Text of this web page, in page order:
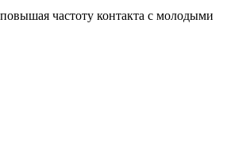
частоту контакта с молодыми